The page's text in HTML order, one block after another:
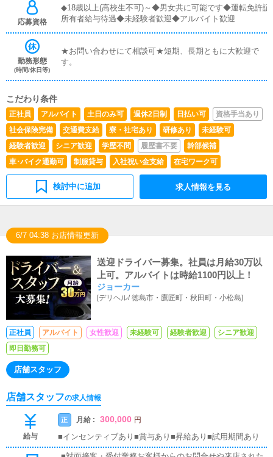
応募資格
◆18歳以上(高校生不可)～◆男女共に可能です◆運転免許証
所有者給与待遇◆未経験者歓迎◆アルバイト歓迎
勤務形態
(時間/休日等)
★お問い合わせにて相談可★短期、長期ともに大歓迎で
す。
こだわり条件
正社員 アルバイト 土日のみ可 週休2日制 日払い可
資格手当あり
社会保険完備
交通費支給 寮・社宅あり 研修あり
未経験可
経験者歓迎
シニア歓迎 学歴不問 履歴書不要
幹部候補
車･バイク通勤可
制服貸与 入社祝い金支給 在宅ワーク可
検討中に追加 求人情報を見る
6/7 04:38 お店情報更新
送迎ドライバー募集。社員は月給30万以
上可。アルバイトは時給1100円以上！
ジョーカー
[デリヘル/徳島市・鷹匠町・秋田町・小松島]
正社員 アルバイト 女性歓迎 未経験可 経験者歓迎
シニア歓迎
即日勤務可
店舗スタッフ
店舗スタッフの求人情報
給与
正 月給 : 300,000 円
■インセンティブあり■賞与あり■昇給あり■試用期間あり